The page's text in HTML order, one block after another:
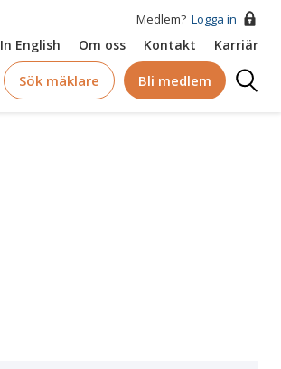
Medlem? Logga in
In English Om oss Kontakt Karriär
Sök mäklare Bli medlem
Logga